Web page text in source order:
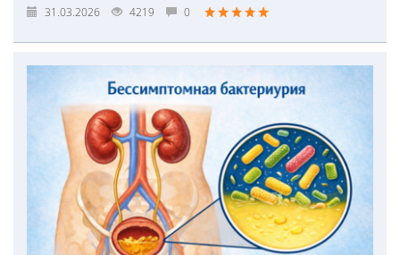
31.03.2026 4219 0